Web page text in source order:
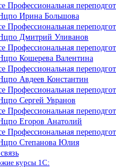
Профессиональная
Ирина Большова
Профессиональная
Дмитрий Уливанов
Профессиональная
Кошерева Валентина
Профессиональная
Авдеев Константин
Профессиональная
Сергей Увранов
Профессиональная
Егоров Анатолий
Профессиональная
Степанова Юлия
курсы 1С: